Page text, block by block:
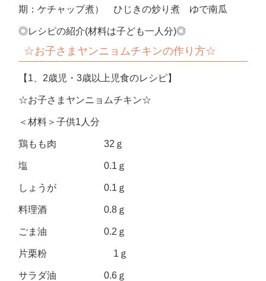
期：ケチャップ煮） ひじきの炒り煮 ゆで南瓜
◎レシピの紹介(材料は子ども一人分)◎
☆お子さまヤンニョムチキンの作り方☆
【1、2歳児・3歳以上児食のレシピ】
☆お子さまヤンニョムチキン☆
＜材料＞子供1人分
鶏もも肉 32ｇ
塩 0.1ｇ
しょうが 0.1ｇ
料理酒 0.8ｇ
ごま油 0.2ｇ
片栗粉 1ｇ
サラダ油 0.6ｇ